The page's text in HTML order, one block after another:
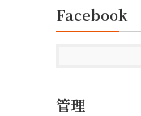
Facebook
管理